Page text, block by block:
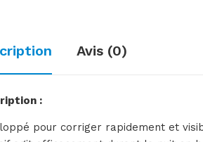
Avis (0)
:
pour corriger rapidement et